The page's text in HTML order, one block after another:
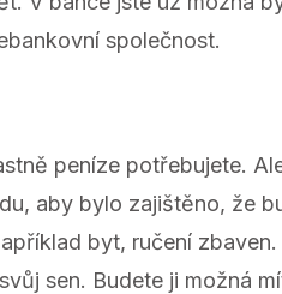
společnost.
peníze potřebujete.
aby bylo zajištěno, že
byt, ručení
sen. Budete ji možná